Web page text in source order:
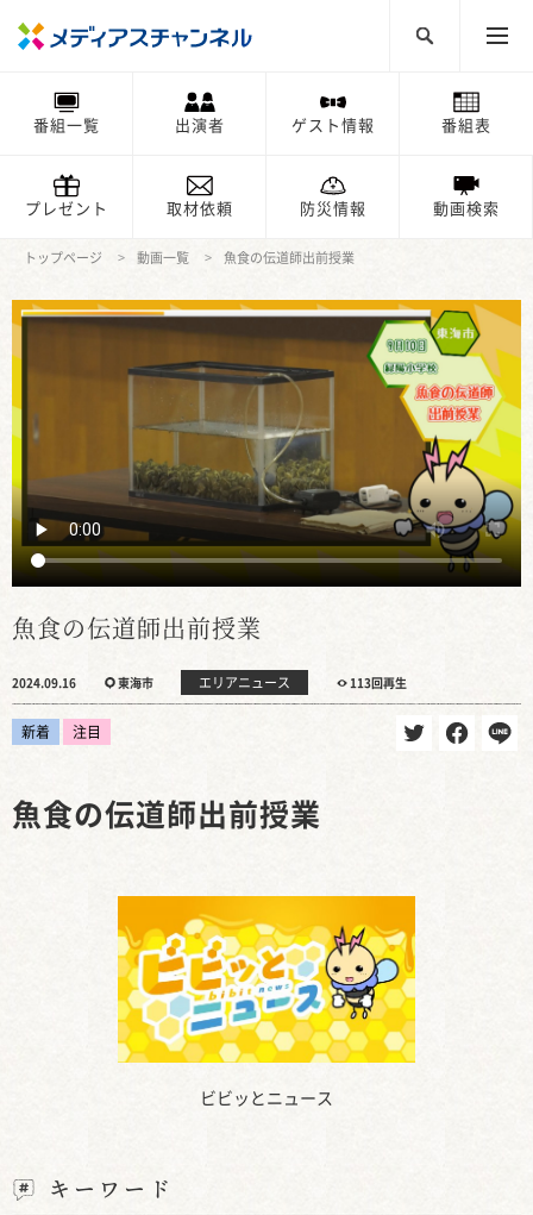
番組一覧 出演者 ゲスト情報 番組表
プレゼント 取材依頼 防災情報 動画検索
トップページ 動画一覧 魚食の伝道師出前授業
魚食の伝道師出前授業
2024.09.16 東海市 エリアニュース 113回再生
新着 注目
ビビッとニュース
魚食の伝道師出前授業
キーワード